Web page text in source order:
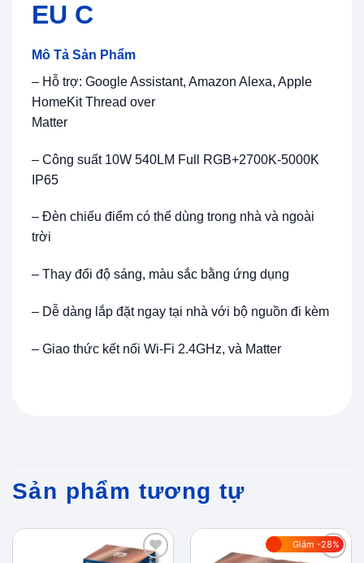
EU C
Mô Tả Sản Phẩm
– Hỗ trợ: Google Assistant, Amazon Alexa, Apple
HomeKit Thread over
Matter
– Công suất 10W 540LM Full RGB+2700K-5000K
IP65
– Đèn chiếu điểm có thể dùng trong nhà và ngoài
trời
– Thay đổi độ sáng, màu sắc bằng ứng dụng
– Dễ dàng lắp đặt ngay tại nhà với bộ nguồn đi kèm
– Giao thức kết nối Wi-Fi 2.4GHz, và Matter
Sản phẩm tương tự
Giảm -28%